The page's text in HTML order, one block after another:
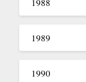
1989
1990